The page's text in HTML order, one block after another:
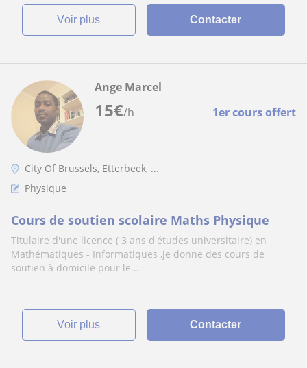
voir plus Contacter
15€/h 1er cours offert
Ange Marcel
City Of Brussels, Etterbeek, ...
Physique
Cours de soutien scolaire Maths Physique
Titulaire d'une licence ( 3 ans d'études universitaire) en
Mathématiques - Informatiques ,je donne des cours de
soutien à domicile pour le...
voir plus Contacter